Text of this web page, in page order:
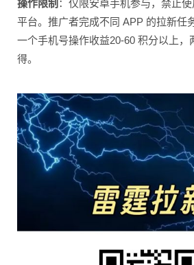
操作限制 ：仅限安卓手机参与，禁止
平台。推广者完成不同 APP 的拉新任
一个手机号操作收益20-60 积分以上，
得。